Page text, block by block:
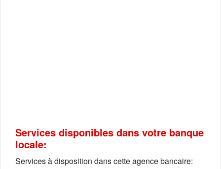
Services disponibles dans votre banque
locale:
Services à disposition dans cette agence bancaire: